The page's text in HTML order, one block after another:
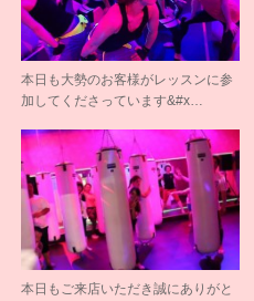
本日も大勢のお客様がレッスンに参
加してくださっています&#x…
本日もご来店いただき誠にありがと